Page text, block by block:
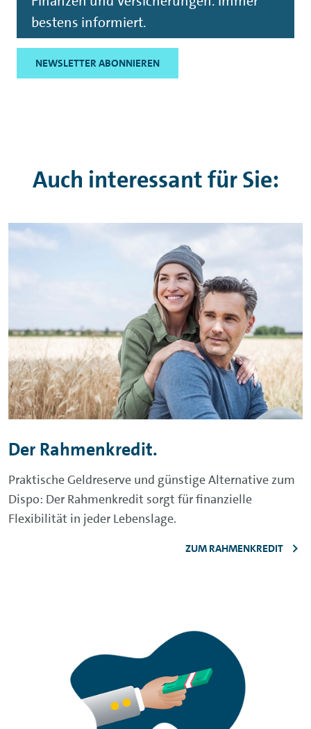
bestens informiert.
NEWSLETTER ABONNIEREN
Auch interessant für Sie:
Der Rahmenkredit.
Praktische Geldreserve und günstige Alternative zum
Dispo: Der Rahmenkredit sorgt für finanzielle
Flexibilität in jeder Lebenslage.
ZUM RAHMENKREDIT